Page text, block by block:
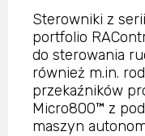
Sterowniki z
portfolio
do sterowania
również m.in.
przekaźników
Micro800™ z
maszyn